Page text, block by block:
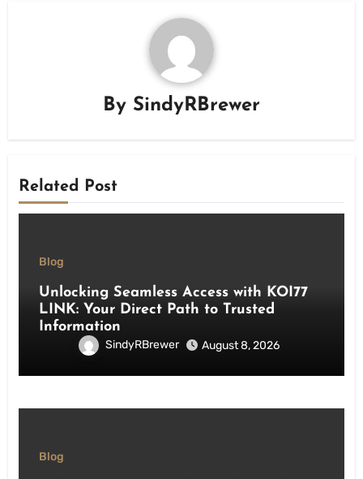
By SindyRBrewer
Related Post
Blog
Unlocking Seamless Access with KOI77
LINK: Your Direct Path to Trusted
Information
SindyRBrewer August 8, 2026
Blog